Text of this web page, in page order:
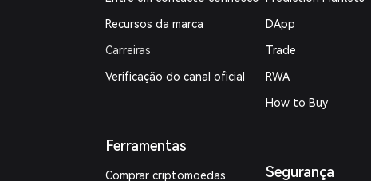
Recursos da marca
Carreiras
Verificação do canal oficial
Ferramentas
Comprar criptomoedas
DApp
Trade
RWA
How to Buy
Segurança